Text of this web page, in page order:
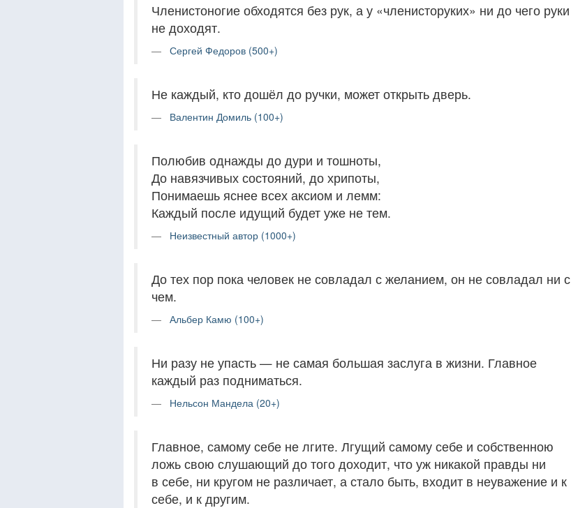
Членистоногие обходятся без рук, а у «членисторуких» ни до чего руки
не доходят.
Сергей Федоров (500+)
Не каждый, кто дошёл до ручки, может открыть дверь.
Валентин Домиль (100+)
Полюбив однажды до дури и тошноты,
До навязчивых состояний, до хрипоты,
Понимаешь яснее всех аксиом и лемм:
Каждый после идущий будет уже не тем.
Неизвестный автор (1000+)
До тех пор пока человек не совладал с желанием, он не совладал ни с
чем.
Альбер Камю (100+)
Ни разу не упасть — не самая большая заслуга в жизни. Главное
каждый раз подниматься.
Нельсон Мандела (20+)
Главное, самому себе не лгите. Лгущий самому себе и собственною
ложь свою слушающий до того доходит, что уж никакой правды ни
в себе, ни кругом не различает, а стало быть, входит в неуважение и к
себе, и к другим.